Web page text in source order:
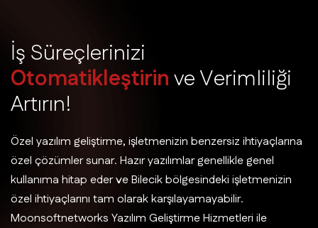
İş Süreçlerinizi
OtomatikleştirinveVerimliliği
Artırın!
Özel yazılım geliştirme, işletmenizin benzersiz ihtiyaçlarına
özel çözümler sunar. Hazır yazılımlar genellikle genel
kullanıma hitap eder ve Bilecik bölgesindeki işletmenizin
özel ihtiyaçlarını tam olarak karşılayamayabilir.
Moonsoftnetworks Yazılım Geliştirme Hizmetleri ile